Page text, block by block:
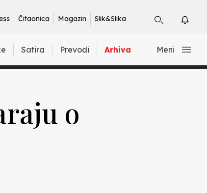
Čitaonica Magazin Slik&Slika
Satira Prevodi Arhiva Meni
o